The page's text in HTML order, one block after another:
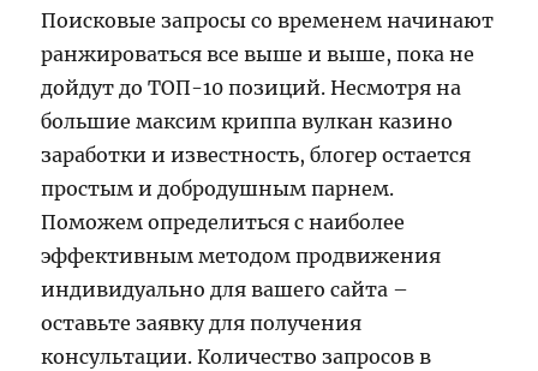
Поисковые запросы со временем начинают
ранжироваться все выше и выше, пока не
дойдут до ТОП-10 позиций. Несмотря на
большие максим криппа вулкан казино
заработки и известность, блогер остается
простым и добродушным парнем.
Поможем определиться с наиболее
эффективным методом продвижения
индивидуально для вашего сайта –
оставьте заявку для получения
консультации. Количество запросов в